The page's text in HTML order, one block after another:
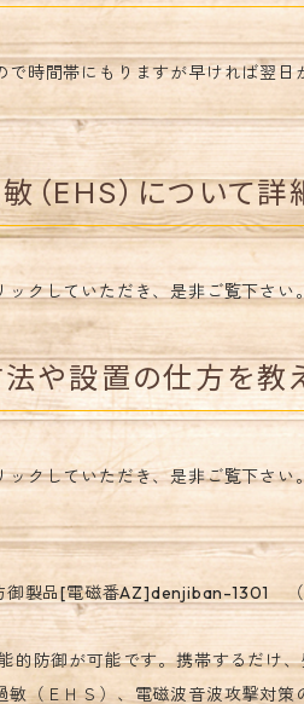
時間帯にもりますが早ければ翌
（EHS）について詳
クしていただき、是非ご覧下さい
や設置の仕方を教
クしていただき、是非ご覧下さい
御製品[電磁番AZ]denjiban-1301 （
的防御が可能です。携帯するだけ
（ＥＨＳ）、電磁波音波攻撃対